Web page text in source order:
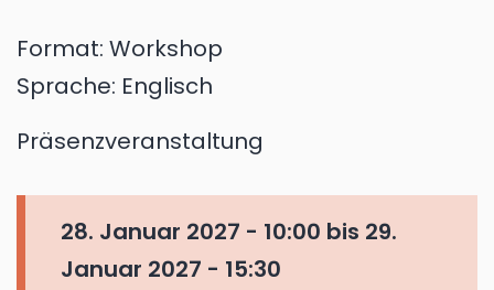
Format: Workshop
Sprache: Englisch
Präsenzveranstaltung
28. Januar 2027 - 10:00 bis 29.
Januar 2027 - 15:30